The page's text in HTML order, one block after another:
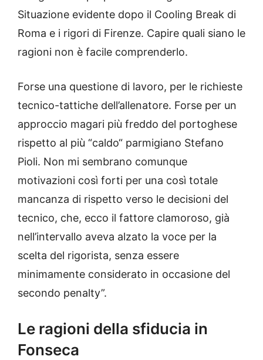
Situazione evidente dopo il Cooling Break di
Roma e i rigori di Firenze. Capire quali siano le
ragioni non è facile comprenderlo.
Forse una questione di lavoro, per le richieste
tecnico-tattiche dell’allenatore. Forse per un
approccio magari più freddo del portoghese
rispetto al più “caldo“ parmigiano Stefano
Pioli. Non mi sembrano comunque
motivazioni così forti per una così totale
mancanza di rispetto verso le decisioni del
tecnico, che, ecco il fattore clamoroso, già
nell’intervallo aveva alzato la voce per la
scelta del rigorista, senza essere
minimamente considerato in occasione del
secondo penalty”.
Le ragioni della sfiducia in
Fonseca